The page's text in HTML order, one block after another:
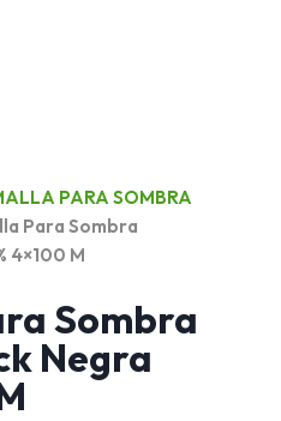
PARA SOMBRA
Para Sombra
4×100 M
Sombra
Negra